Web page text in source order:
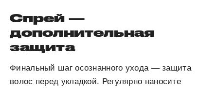
Спрей —
дополнительная
защита
Финальный шаг осознанного ухода — защита
волос перед укладкой. Регулярно наносите